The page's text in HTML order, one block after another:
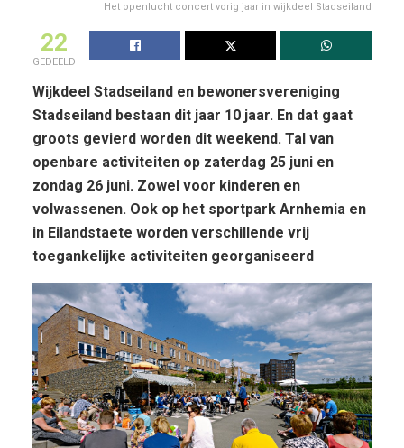
Het openlucht concert vorig jaar in wijkdeel Stadseiland
22
GEDEELD
Wijkdeel Stadseiland en bewonersvereniging
Stadseiland bestaan dit jaar 10 jaar. En dat gaat
groots gevierd worden dit weekend. Tal van
openbare activiteiten op zaterdag 25 juni en
zondag 26 juni. Zowel voor kinderen en
volwassenen. Ook op het sportpark Arnhemia en
in Eilandstaete worden verschillende vrij
toegankelijke activiteiten georganiseerd